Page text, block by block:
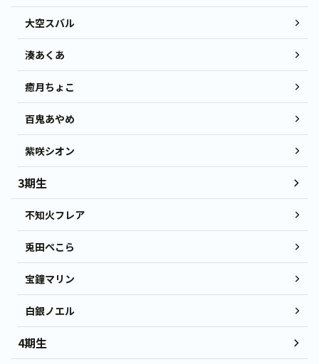
大空スバル
湊あくあ
癒月ちょこ
百鬼あやめ
紫咲シオン
3期生
不知火フレア
兎田ぺこら
宝鐘マリン
白銀ノエル
4期生